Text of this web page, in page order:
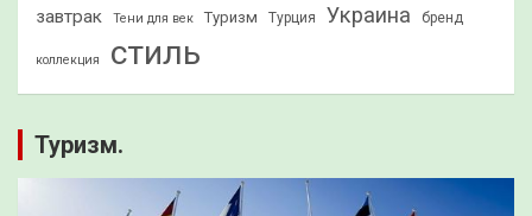
завтрак
Тени для век Туризм Турция Украина бренд
коллекция стиль
Туризм.